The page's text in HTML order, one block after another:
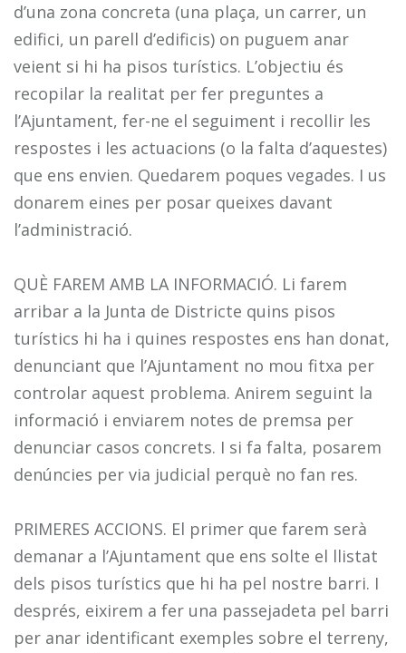
d’una zona concreta (una plaça, un carrer, un
edifici, un parell d’edificis) on puguem anar
veient si hi ha pisos turístics. L’objectiu és
recopilar la realitat per fer preguntes a
l’Ajuntament, fer-ne el seguiment i recollir les
respostes i les actuacions (o la falta d’aquestes)
que ens envien. Quedarem poques vegades. I us
donarem eines per posar queixes davant
l’administració.
QUÈ FAREM AMB LA INFORMACIÓ. Li farem
arribar a la Junta de Districte quins pisos
turístics hi ha i quines respostes ens han donat,
denunciant que l’Ajuntament no mou fitxa per
controlar aquest problema. Anirem seguint la
informació i enviarem notes de premsa per
denunciar casos concrets. I si fa falta, posarem
denúncies per via judicial perquè no fan res.
PRIMERES ACCIONS. El primer que farem serà
demanar a l’Ajuntament que ens solte el llistat
dels pisos turístics que hi ha pel nostre barri. I
després, eixirem a fer una passejadeta pel barri
per anar identificant exemples sobre el terreny,